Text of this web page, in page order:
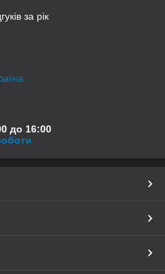
за рік
до 16:00